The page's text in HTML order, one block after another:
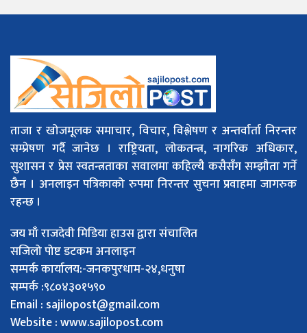
ताजा र खोजमूलक समाचार, विचार, विश्लेषण र अन्तर्वार्ता निरन्तर
सम्प्रेषण गर्दै जानेछ । राष्ट्रियता, लोकतन्त्र, नागरिक अधिकार,
सुशासन र प्रेस स्वतन्त्रताका सवालमा कहिल्यै कसैसँग सम्झौता गर्ने
छैन । अनलाइन पत्रिकाको रुपमा निरन्तर सुचना प्रवाहमा जागरुक
रहन्छ ।
जय माँ राजदेवी मिडिया हाउस द्वारा संचालित
सजिलो पोष्ट डटकम अनलाइन
सम्पर्क कार्यालय:-जनकपुरधाम-२४,धनुषा
सम्पर्क :९८०४३०१५९०
Email : sajilopost@gmail.com
Website : www.sajilopost.com